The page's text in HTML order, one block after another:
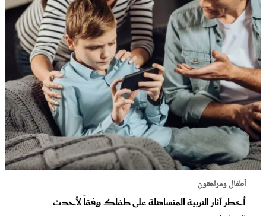
أطفال ومراهقون
أخطر آثار التربية المتساهلة على طفلك وفقاً لأحدث